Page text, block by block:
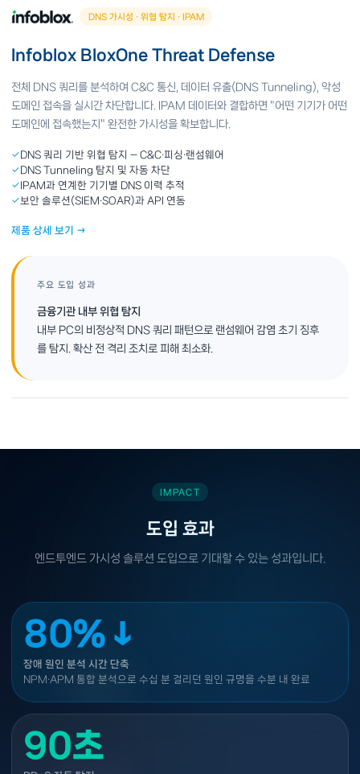
DNS 가시성 · 위협 탐지 · IPAM
Infoblox BloxOne Threat Defense
전체 DNS 쿼리를 분석하여 C&C 통신, 데이터 유출(DNS Tunneling), 악성
도메인 접속을 실시간 차단합니다. IPAM 데이터와 결합하면 "어떤 기기가 어떤
도메인에 접속했는지" 완전한 가시성을 확보합니다.
✓ DNS 쿼리 기반 위협 탐지 — C&C·피싱·랜섬웨어
✓ DNS Tunneling 탐지 및 자동 차단
✓ IPAM과 연계한 기기별 DNS 이력 추적
✓보안 솔루션(SIEM·SOAR)과 API 연동
제품 상세 보기 →
주요 도입 성과
금융기관 내부 위협 탐지
내부 PC의 비정상적 DNS 쿼리 패턴으로 랜섬웨어 감염 초기 징후
를 탐지. 확산 전 격리 조치로 피해 최소화.
IMPACT
도입 효과
엔드투엔드 가시성 솔루션 도입으로 기대할 수 있는 성과입니다.
80%↓
장애 원인 분석 시간 단축
NPM·APM 통합 분석으로 수십 분 걸리던 원인 규명을 수분 내 완료
90초